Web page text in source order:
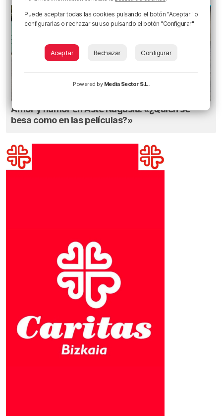
Amor y humor en Aste Nagusia: «¿Quién se
besa como en las películas?»
Puede aceptar todas las cookies pulsando el botón "Aceptar" o
configurarlas o rechazar su uso pulsando el botón "Configurar".
Aceptar Rechazar Configurar
Powered by Media Sector S.L.